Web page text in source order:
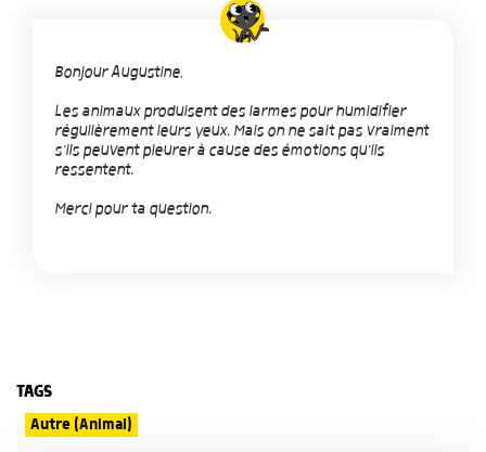
Bonjour Augustine,
Les animaux produisent des larmes pour humidifier
régulièrement leurs yeux. Mais on ne sait pas vraiment
s'ils peuvent pleurer à cause des émotions qu'ils
ressentent.
Merci pour ta question.
TAGS
Autre (Animal)